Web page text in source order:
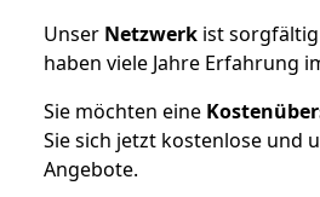
Unser Netzwerk ist
haben viele Jahre Erfahrung
Sie möchten eine
Sie sich jetzt kostenlose und
Angebote.